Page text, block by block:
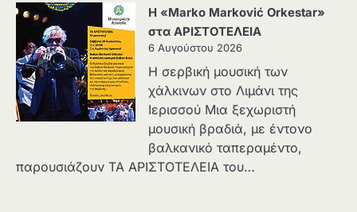
Η «Marko Marković Orkestar»
στα ΑΡΙΣΤΟΤΕΛΕΙΑ
6 Αυγούστου 2026
Η σερβική μουσική των
χάλκινων στο Λιμάνι της
Ιερισσού Μια ξεχωριστή
μουσική βραδιά, με έντονο
βαλκανικό ταπεραμέντο,
παρουσιάζουν ΤΑ ΑΡΙΣΤΟΤΕΛΕΙΑ του…